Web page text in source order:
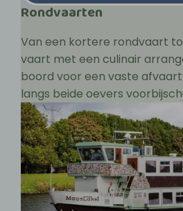
Rondvaarten
Van een kortere rondvaart
vaart met een culinair
boord voor een vaste
langs beide oevers